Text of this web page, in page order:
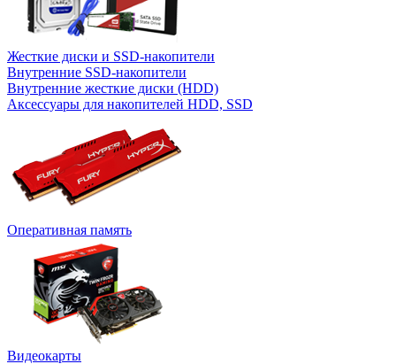
Жесткие диски и SSD-накопители
Внутренние SSD-накопители
Внутренние жесткие диски (HDD)
Аксессуары для накопителей HDD, SSD
Оперативная память
Видеокарты